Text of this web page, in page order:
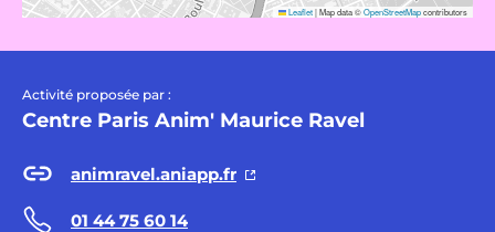
Leaflet|Map data ©OpenStreetMapcontributors
Activité proposée par :
Centre Paris Anim' Maurice Ravel
animravel.aniapp.fr
01 44 75 60 14